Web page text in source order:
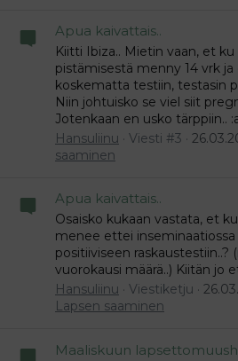
Apua kaivattais..
Kiitti Ibiza.. Mietin vaan, et
pistämisestä menny 14 vrk
koskematta testiin, testasin
Niin johtuisko se viel siit
Jotenkaan en usko tärppiin..
Hansuliinu
Viesti #3
saaminen
Apua kaivattais..
Osaisko kukaan vastata, et
menee ettei
positiiviseen raskaustestiin..?
vuorokausi määrä..) Kiitän jo
Hansuliinu
Viestiketju
Lapsen saaminen
Maaliskuun